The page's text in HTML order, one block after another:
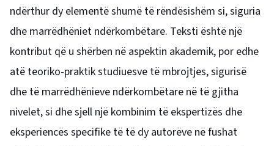
ndërthur dy elementë shumë të rëndësishëm si, siguria
dhe marrëdhëniet ndërkombëtare. Teksti është një
kontribut që u shërben në aspektin akademik, por edhe
atë teoriko-praktik studiuesve të mbrojtjes, sigurisë
dhe të marrëdhënieve ndërkombëtare në të gjitha
nivelet, si dhe sjell një kombinim të ekspertizës dhe
eksperiencës specifike të të dy autorëve në fushat